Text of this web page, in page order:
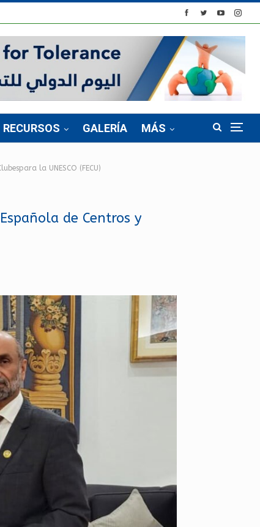
RECURSOS GALERÍA MÁS
la UNESCO (FECU)
de Centros y